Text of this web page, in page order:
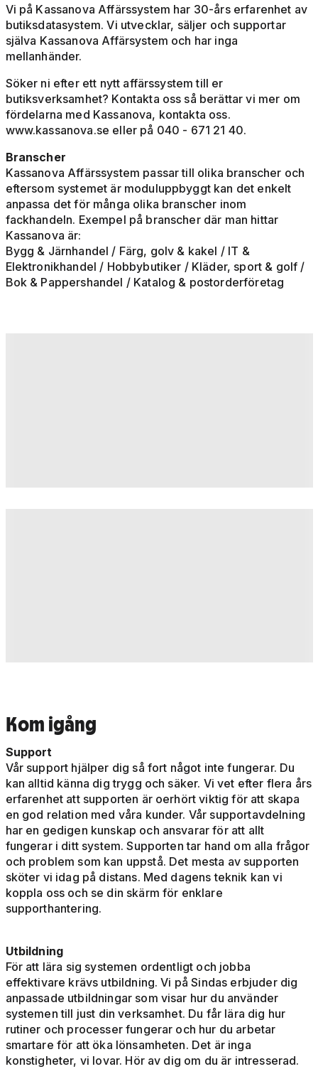
Vi på Kassanova Affärssystem har 30-års erfarenhet av
butiksdatasystem. Vi utvecklar, säljer och supportar
själva Kassanova Affärsystem och har inga
mellanhänder.
Söker ni efter ett nytt affärssystem till er
butiksverksamhet? Kontakta oss så berättar vi mer om
fördelarna med Kassanova, kontakta oss.
www.kassanova.se eller på 040 - 671 21 40.
Branscher
Kassanova Affärssystem passar till olika branscher och
eftersom systemet är moduluppbyggt kan det enkelt
anpassa det för många olika branscher inom
fackhandeln. Exempel på branscher där man hittar
Kassanova är:
Bygg & Järnhandel / Färg, golv & kakel / IT &
Elektronikhandel / Hobbybutiker / Kläder, sport & golf /
Bok & Pappershandel / Katalog & postorderföretag
Kom igång
Support
Vår support hjälper dig så fort något inte fungerar. Du
kan alltid känna dig trygg och säker. Vi vet efter flera års
erfarenhet att supporten är oerhört viktig för att skapa
en god relation med våra kunder. Vår supportavdelning
har en gedigen kunskap och ansvarar för att allt
fungerar i ditt system. Supporten tar hand om alla frågor
och problem som kan uppstå. Det mesta av supporten
sköter vi idag på distans. Med dagens teknik kan vi
koppla oss och se din skärm för enklare
supporthantering.
Utbildning
För att lära sig systemen ordentligt och jobba
effektivare krävs utbildning. Vi på Sindas erbjuder dig
anpassade utbildningar som visar hur du använder
systemen till just din verksamhet. Du får lära dig hur
rutiner och processer fungerar och hur du arbetar
smartare för att öka lönsamheten. Det är inga
konstigheter, vi lovar. Hör av dig om du är intresserad.